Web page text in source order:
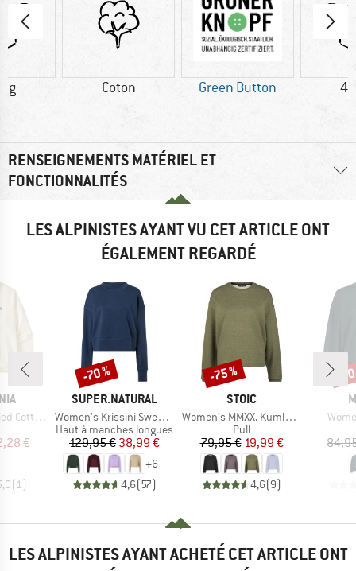
g Coton Green Button
RENSEIGNEMENTS MATÉRIEL ET
FONCTIONNALITÉS
LES ALPINISTES AYANT VU CET ARTICLE ONT
ÉGALEMENT REGARDÉ
Top
réduit
€
( 1)
MARQUE
SUPER.NATURAL
Article
Women's Krissini Sweater
Product group
Haut à manches longues
Prix
129,95 €Prix réduit
38,99 €
+6
4,6(57)
Remise
-70 %
MARQUE
STOIC
Article
Women's MMXX. Kumla Loose Fit Crew Neck
Product group
Pull
Prix
79,95 €Prix réduit
19,99 €
4,6(9)
Remise
-75 %
Article
-
LES ALPINISTES AYANT ACHETÉ CET ARTICLE ONT